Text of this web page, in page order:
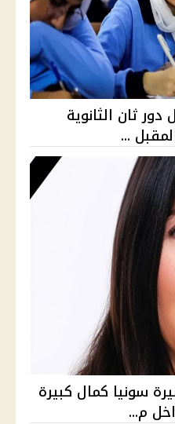
دور ثان الثانوية
...
سونيا كمال كبيرة
م...